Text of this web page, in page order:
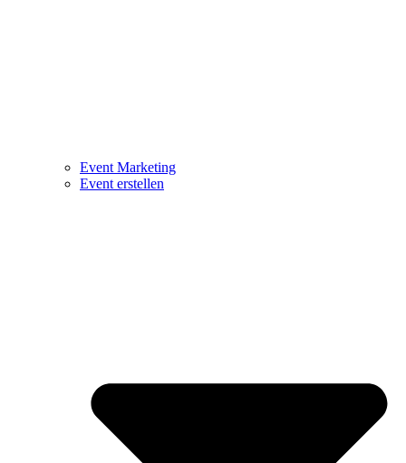
Event Marketing
Event erstellen